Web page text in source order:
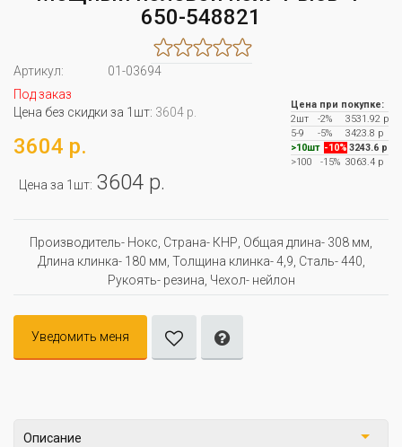
650-548821
Артикул:
01-03694
Под заказ
Цена без скидки за 1шт: 3604 р.
3604 р.
Цена за 1шт: 3604 р.
Цена при покупке:
2шт
-2%
3531.92 р
5-9
-5%
3423.8 р
>10шт -10% 3243.6 р
>100
-15% 3063.4 р
Производитель- Нокс, Страна- КНР, Oбщая длина- 308 мм,
Длина клинка- 180 мм, Толщина клинка- 4,9, Сталь- 440,
Рукоять- резина, Чехол- нейлон
Уведомить меня
Описание